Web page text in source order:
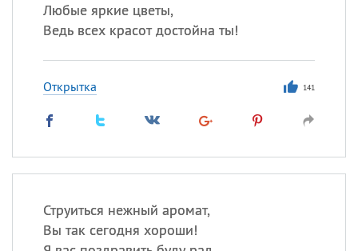
Любые яркие цветы,
Ведь всех красот достойна ты!
Открытка 141
Струиться нежный аромат,
Вы так сегодня хороши!